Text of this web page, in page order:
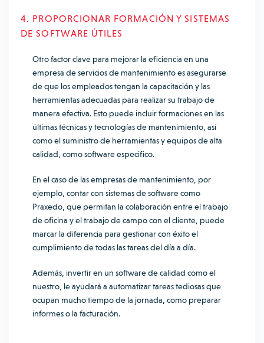
4. PROPORCIONAR FORMACIÓN Y SISTEMAS
DE SOFTWARE ÚTILES
Otro factor clave para mejorar la eficiencia en una
empresa de servicios de mantenimiento es asegurarse
de que los empleados tengan la capacitación y las
herramientas adecuadas para realizar su trabajo de
manera efectiva. Esto puede incluir formaciones en las
últimas técnicas y tecnologías de mantenimiento, así
como el suministro de herramientas y equipos de alta
calidad, como software especifico.
En el caso de las empresas de mantenimiento, por
ejemplo, contar con sistemas de software como
Praxedo, que permitan la colaboración entre el trabajo
de oficina y el trabajo de campo con el cliente, puede
marcar la diferencia para gestionar con éxito el
cumplimiento de todas las tareas del día a día.
Además, invertir en un software de calidad como el
nuestro, le ayudará a automatizar tareas tediosas que
ocupan mucho tiempo de la jornada, como preparar
informes o la facturación.